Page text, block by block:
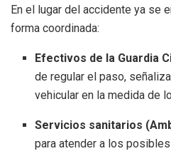
En el lugar del accidente ya se
forma coordinada:
Efectivos de la Guardia
de regular el paso,
vehicular en la medida de
Servicios sanitarios
para atender a los